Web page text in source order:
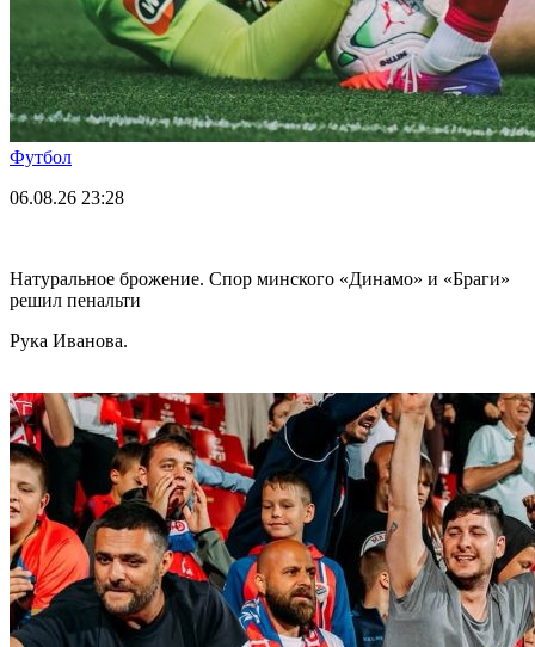
Футбол
06.08.26 23:28
Натуральное брожение. Спор минского «Динамо» и «Браги»
решил пенальти
Рука Иванова.